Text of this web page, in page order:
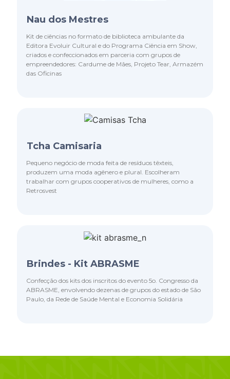
Nau dos Mestres
Kit de ciências no formato de biblioteca ambulante da
Editora Evoluir Cultural e do Programa Ciência em Show,
criados e confeccionados em parceria com grupos de
empreendedores: Cardume de Mães, Projeto Tear, Armazém
das Oficinas
Tcha Camisaria
Pequeno negócio de moda feita de resíduos têxteis,
produzem uma moda agênero e plural. Escolheram
trabalhar com grupos cooperativos de mulheres, como a
Retrosvest
Brindes - Kit ABRASME
Confecção dos kits dos inscritos do evento 5o. Congresso da
ABRASME, envolvendo dezenas de grupos do estado de São
Paulo, da Rede de Saúde Mental e Economia Solidária